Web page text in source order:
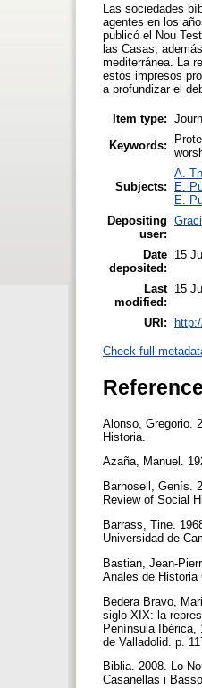
Las sociedades
agentes en los
publicó el Nou
las Casas,
mediterránea. La
estos impresos
a profundizar el
Item type:
Keywords:
Subjects:
A.
E.
E.
Depositing
user:
Date
deposited:
15
Last
modified:
15
URI:
Check full
Alonso, Gregorio.
Historia.
Azaña, Manuel.
Barnosell, Genís.
Review of Social
Barrass, Tine.
Universidad de
Bastian, Jean-
Anales de
Bedera Bravo,
siglo XIX: la
Península Ibérica,
de Valladolid. p.
Biblia. 2008. Lo
Casanellas i